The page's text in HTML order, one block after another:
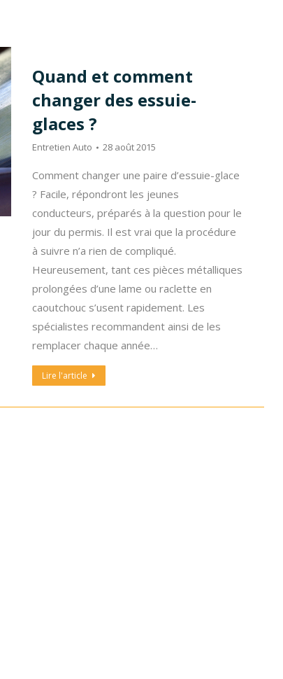
Quand et comment
changer des essuie-
glaces ?
Entretien Auto 28 août 2015
Comment changer une paire d’essuie-glace
? Facile, répondront les jeunes
conducteurs, préparés à la question pour le
jour du permis. Il est vrai que la procédure
à suivre n’a rien de compliqué.
Heureusement, tant ces pièces métalliques
prolongées d’une lame ou raclette en
caoutchouc s’usent rapidement. Les
spécialistes recommandent ainsi de les
remplacer chaque année…
Lire l'article